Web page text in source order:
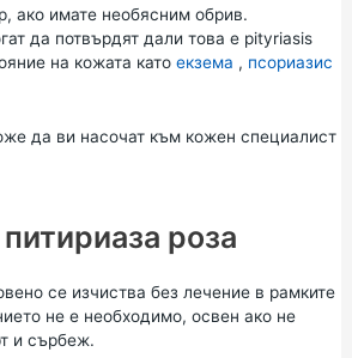
ако имате необясним обрив.
да потвърдят дали това е pityriasis
на кожата като екзема , псориазис
да ви насочат към кожен специалист
роза
се изчиства без лечение в рамките
не е необходимо, освен ако не
и сърбеж.